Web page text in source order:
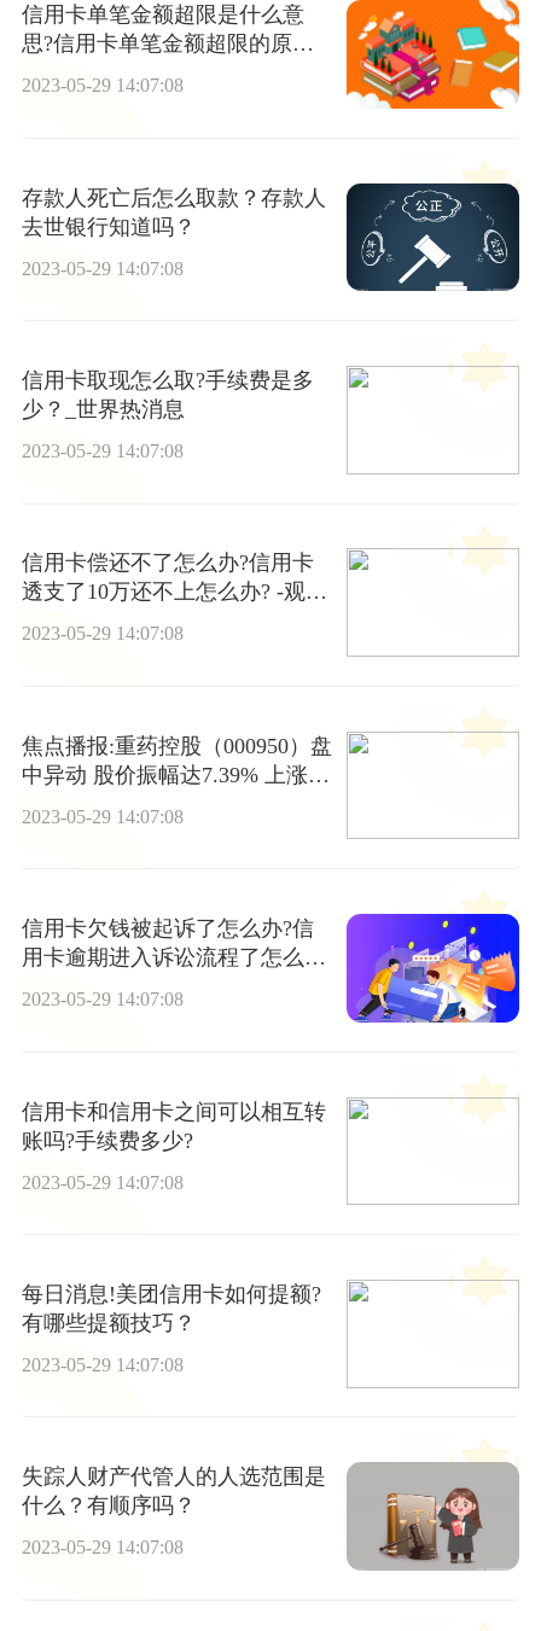
信用卡单笔金额超限是什么意
思?信用卡单笔金额超限的原因
是什么？
2023-05-29 14:07:08
存款人死亡后怎么取款？存款人
去世银行知道吗？
2023-05-29 14:07:08
信用卡取现怎么取?手续费是多
少？_世界热消息
2023-05-29 14:07:08
信用卡偿还不了怎么办?信用卡
透支了10万还不上怎么办? -观速
讯
2023-05-29 14:07:08
焦点播报:重药控股（000950）盘
中异动 股价振幅达7.39% 上涨7.
2023-05-29 14:07:08
信用卡欠钱被起诉了怎么办?信
用卡逾期进入诉讼流程了怎么
办?
2023-05-29 14:07:08
信用卡和信用卡之间可以相互转
账吗?手续费多少?
2023-05-29 14:07:08
每日消息!美团信用卡如何提额?
有哪些提额技巧？
2023-05-29 14:07:08
失踪人财产代管人的人选范围是
什么？有顺序吗？
2023-05-29 14:07:08